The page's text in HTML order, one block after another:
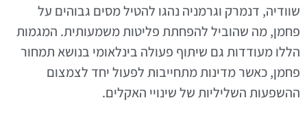
שוודיה, דנמרק וגרמניה נהגו להטיל מסים גבוהים על
פחמן, מה שהוביל להפחתת פליטות משמעותית. המגמות
הללו מעודדות גם שיתוף פעולה בינלאומי בנושא תמחור
פחמן, כאשר מדינות מתחייבות לפעול יחד לצמצום
ההשפעות השליליות של שינויי האקלים.